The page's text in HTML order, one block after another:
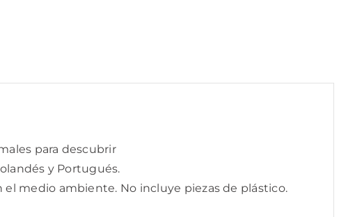
para descubrir
y Portugués.
medio ambiente. No incluye piezas de plástico.